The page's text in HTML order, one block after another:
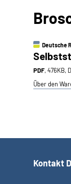
Deutsche
PDF, 476KB,
Über den
Kontakt